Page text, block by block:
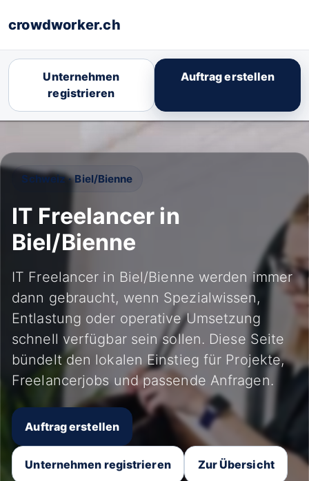
crowdworker.ch
Unternehmen
registrieren
Auftrag erstellen
Schweiz · Biel/Bienne
IT Freelancer in
Biel/Bienne
IT Freelancer in Biel/Bienne werden immer
dann gebraucht, wenn Spezialwissen,
Entlastung oder operative Umsetzung
schnell verfügbar sein sollen. Diese Seite
bündelt den lokalen Einstieg für Projekte,
Freelancerjobs und passende Anfragen.
Auftrag erstellen
Unternehmen registrieren Zur Übersicht